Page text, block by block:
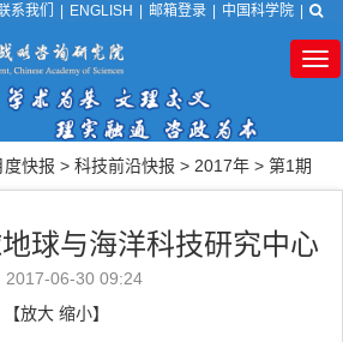
系我们 ENGLISH 邮箱登录 中国科学院
度快报 > 科技前沿快报 > 2017年 > 第1期
球与海洋科技研究中心
2017-06-30 09:24
【放大 缩小】